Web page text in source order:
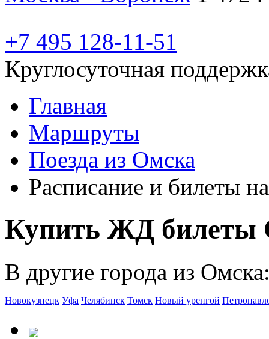
+7 495 128-11-51
Круглосуточная
Главная
Маршруты
Поезда из Омска
Расписание и билеты
Купить ЖД билеты
В другие города из
Новокузнецк Уфа Челябинск Томск Новый уренгой